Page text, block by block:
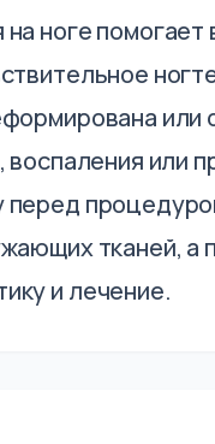
ноге
воспаления или
тканей,
и лечение.